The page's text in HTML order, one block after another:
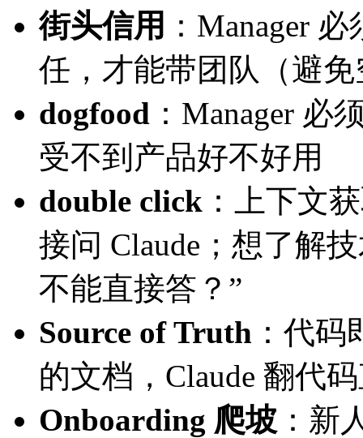
街头信用 ：Manager
任，才能带团队（避
dogfood ：Manager
受不到产品好不好用
double click ：上下文
接问 Claude；想了解
不能直接答？”
Source of Truth ：代
的文档，Claude 翻代
Onboarding 爬坡 ：新